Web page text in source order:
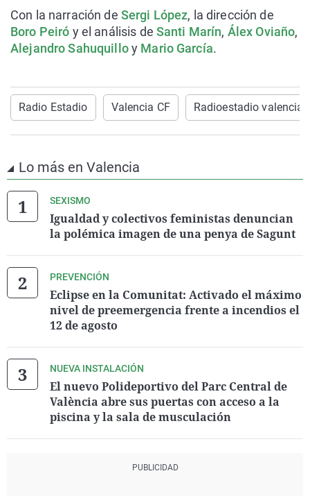
Con la narración de Sergi López, la dirección de
Boro Peiró y el análisis de Santi Marín, Álex Oviaño,
Alejandro Sahuquilloy Mario García.
Radio Estadio Valencia CF Radioestadio
Lo más en Valencia
SEXISMO
Igualdad y colectivos feministas denuncian
la polémica imagen de una penya de Sagunt
PREVENCIÓN
Eclipse en la Comunitat: Activado el máximo
nivel de preemergencia frente a incendios el
12 de agosto
NUEVA INSTALACIÓN
El nuevo Polideportivo del Parc Central de
València abre sus puertas con acceso a la
piscina y la sala de musculación